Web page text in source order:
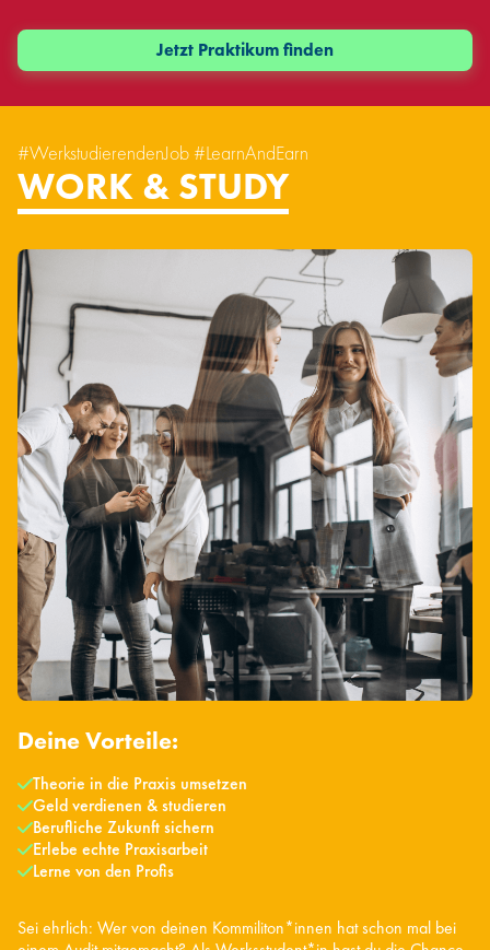
Jetzt Praktikum finden
#WerkstudierendenJob #LearnAndEarn
WORK & STUDY
Deine Vorteile:
Theorie in die Praxis umsetzen
Geld verdienen & studieren
Berufliche Zukunft sichern
Erlebe echte Praxisarbeit
Lerne von den Profis
Sei ehrlich: Wer von deinen Kommiliton*innen hat schon mal bei